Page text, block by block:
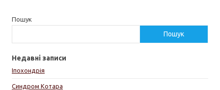
Пошук
Пошук
Недавні записи
Іпохондрія
Синдром Котара